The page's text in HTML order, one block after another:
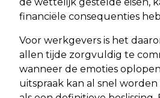
de wettelijk gestelde eisen,
financiële consequenties
Voor werkgevers is het
allen tijde zorgvuldig te
wanneer de emoties
uitspraak kan al snel